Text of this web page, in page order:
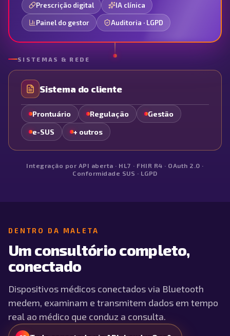
Prescrição digital IA clínica
Painel do gestor Auditoria · LGPD
SISTEMAS & REDE
Sistema do cliente
Prontuário Regulação Gestão
e-SUS + outros
Integração por API aberta · HL7 · FHIR R4 · OAuth 2.0 ·
Conformidade SUS · LGPD
DENTRO DA MALETA
Um consultório completo,
conectado
Dispositivos médicos conectados via Bluetooth
medem, examinam e transmitem dados em tempo
real ao médico que conduz a consulta.